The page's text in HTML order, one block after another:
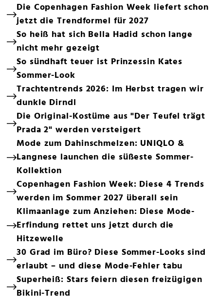
Die Copenhagen Fashion Week liefert schon
jetzt die Trendformel für 2027
So heiß hat sich Bella Hadid schon lange
nicht mehr gezeigt
So sündhaft teuer ist Prinzessin Kates
Sommer-Look
Trachtentrends 2026: Im Herbst tragen wir
dunkle Dirndl
Die Original-Kostüme aus "Der Teufel trägt
Prada 2" werden versteigert
Mode zum Dahinschmelzen: UNIQLO &
Langnese launchen die süßeste Sommer-
Kollektion
Copenhagen Fashion Week: Diese 4 Trends
werden im Sommer 2027 überall sein
Klimaanlage zum Anziehen: Diese Mode-
Erfindung rettet uns jetzt durch die
Hitzewelle
30 Grad im Büro? Diese Sommer-Looks sind
erlaubt – und diese Mode-Fehler tabu
Superheiß: Stars feiern diesen freizügigen
Bikini-Trend